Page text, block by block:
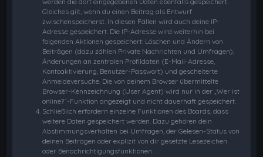
Gleiches gilt, wenn du einen Beitrag als Entwurf
zwischenspeicherst. In diesen Fällen wird auch deine IP-
Adresse gespeichert. Die IP-Adresse wird weiterhin bei
folgenden Aktionen gespeichert: Löschen und Ändern von
Beiträgen (dazu zählen Private Nachrichten und Umfragen),
Änderungen an zentralen Profildaten (E-Mail-Adresse,
Kontoaktivierung, Benutzer-Passwort) und gescheiterte
Anmeldeversuche. Die von deinem Browser übermittelte
Browser-Kennzeichnung (User Agent) wird nur in der „Wer ist
online?“-Funktion angezeigt und nicht dauerhaft gespeichert.
Schließlich erfordern einzelne Funktionen des Boards, dass
weitere Daten gespeichert werden. Dazu gehören dein
Abstimmungsverhalten bei Umfragen, der Gelesen-Status von
deinen Beiträgen oder explizit von dir gesetzte Lesezeichen
oder Benachrichtigungsfunktionen.